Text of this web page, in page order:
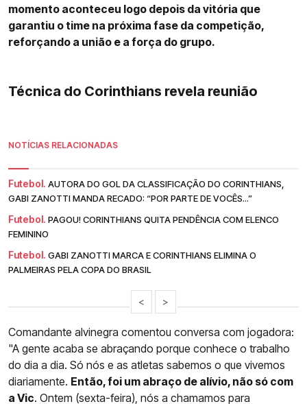
momento aconteceu logo depois da vitória que
garantiu o time na próxima fase da competição,
reforçando a união e a força do grupo.
Técnica do Corinthians revela reunião
NOTÍCIAS RELACIONADAS
Futebol. AUTORA DO GOL DA CLASSIFICAÇÃO DO CORINTHIANS,
GABI ZANOTTI MANDA RECADO: “POR PARTE DE VOCÊS...”
Futebol. PAGOU! CORINTHIANS QUITA PENDÊNCIA COM ELENCO
FEMININO
Futebol. GABI ZANOTTI MARCA E CORINTHIANS ELIMINA O
PALMEIRAS PELA COPA DO BRASIL
< >
Comandante alvinegra comentou conversa com jogadora:
"A gente acaba se abraçando porque conhece o trabalho
do dia a dia. Só nós e as atletas sabemos o que vivemos
diariamente. Então, foi um abraço de alívio, não só com
a Vic. Ontem (sexta-feira), nós a chamamos para